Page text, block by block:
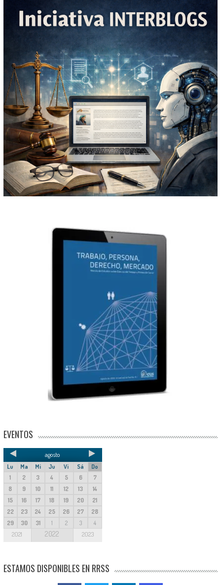
EVENTOS
agosto
Lu Ma Mi Ju Vi Sá
Do
1
2 3 4 5 6
7
8
9 10 11 12 13
14
15
16 17 18 19 20
21
22
23 24 25 26 27
28
29
30 31 1 2 3 4
2021 2022 2023
ESTAMOS DISPONIBLES EN RRSS